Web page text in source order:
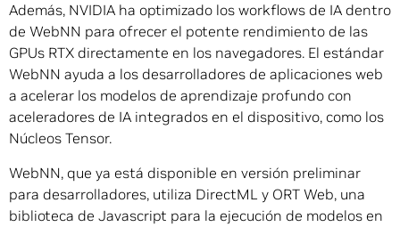
Además, NVIDIA ha optimizado los workflows de IA dentro
de WebNN para ofrecer el potente rendimiento de las
GPUs RTX directamente en los navegadores. El estándar
WebNN ayuda a los desarrolladores de aplicaciones web
a acelerar los modelos de aprendizaje profundo con
aceleradores de IA integrados en el dispositivo, como los
Núcleos Tensor.
WebNN, que ya está disponible en versión preliminar
para desarrolladores, utiliza DirectML y ORT Web, una
biblioteca de Javascript para la ejecución de modelos en